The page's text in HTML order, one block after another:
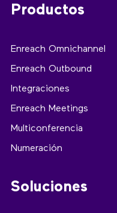
Productos
Enreach Omnichannel
Enreach Outbound
Integraciones
Enreach Meetings
Multiconferencia
Numeración
Soluciones